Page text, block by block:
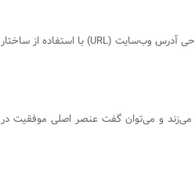
1- بهینه‌سازی آدرس URL: بهینه‌سازی URL به معنای طراحی آدرس وب‌سایت (URL) با استفاده از ساختار
و می‌توان گفت عنصر اصلی موفقیت در